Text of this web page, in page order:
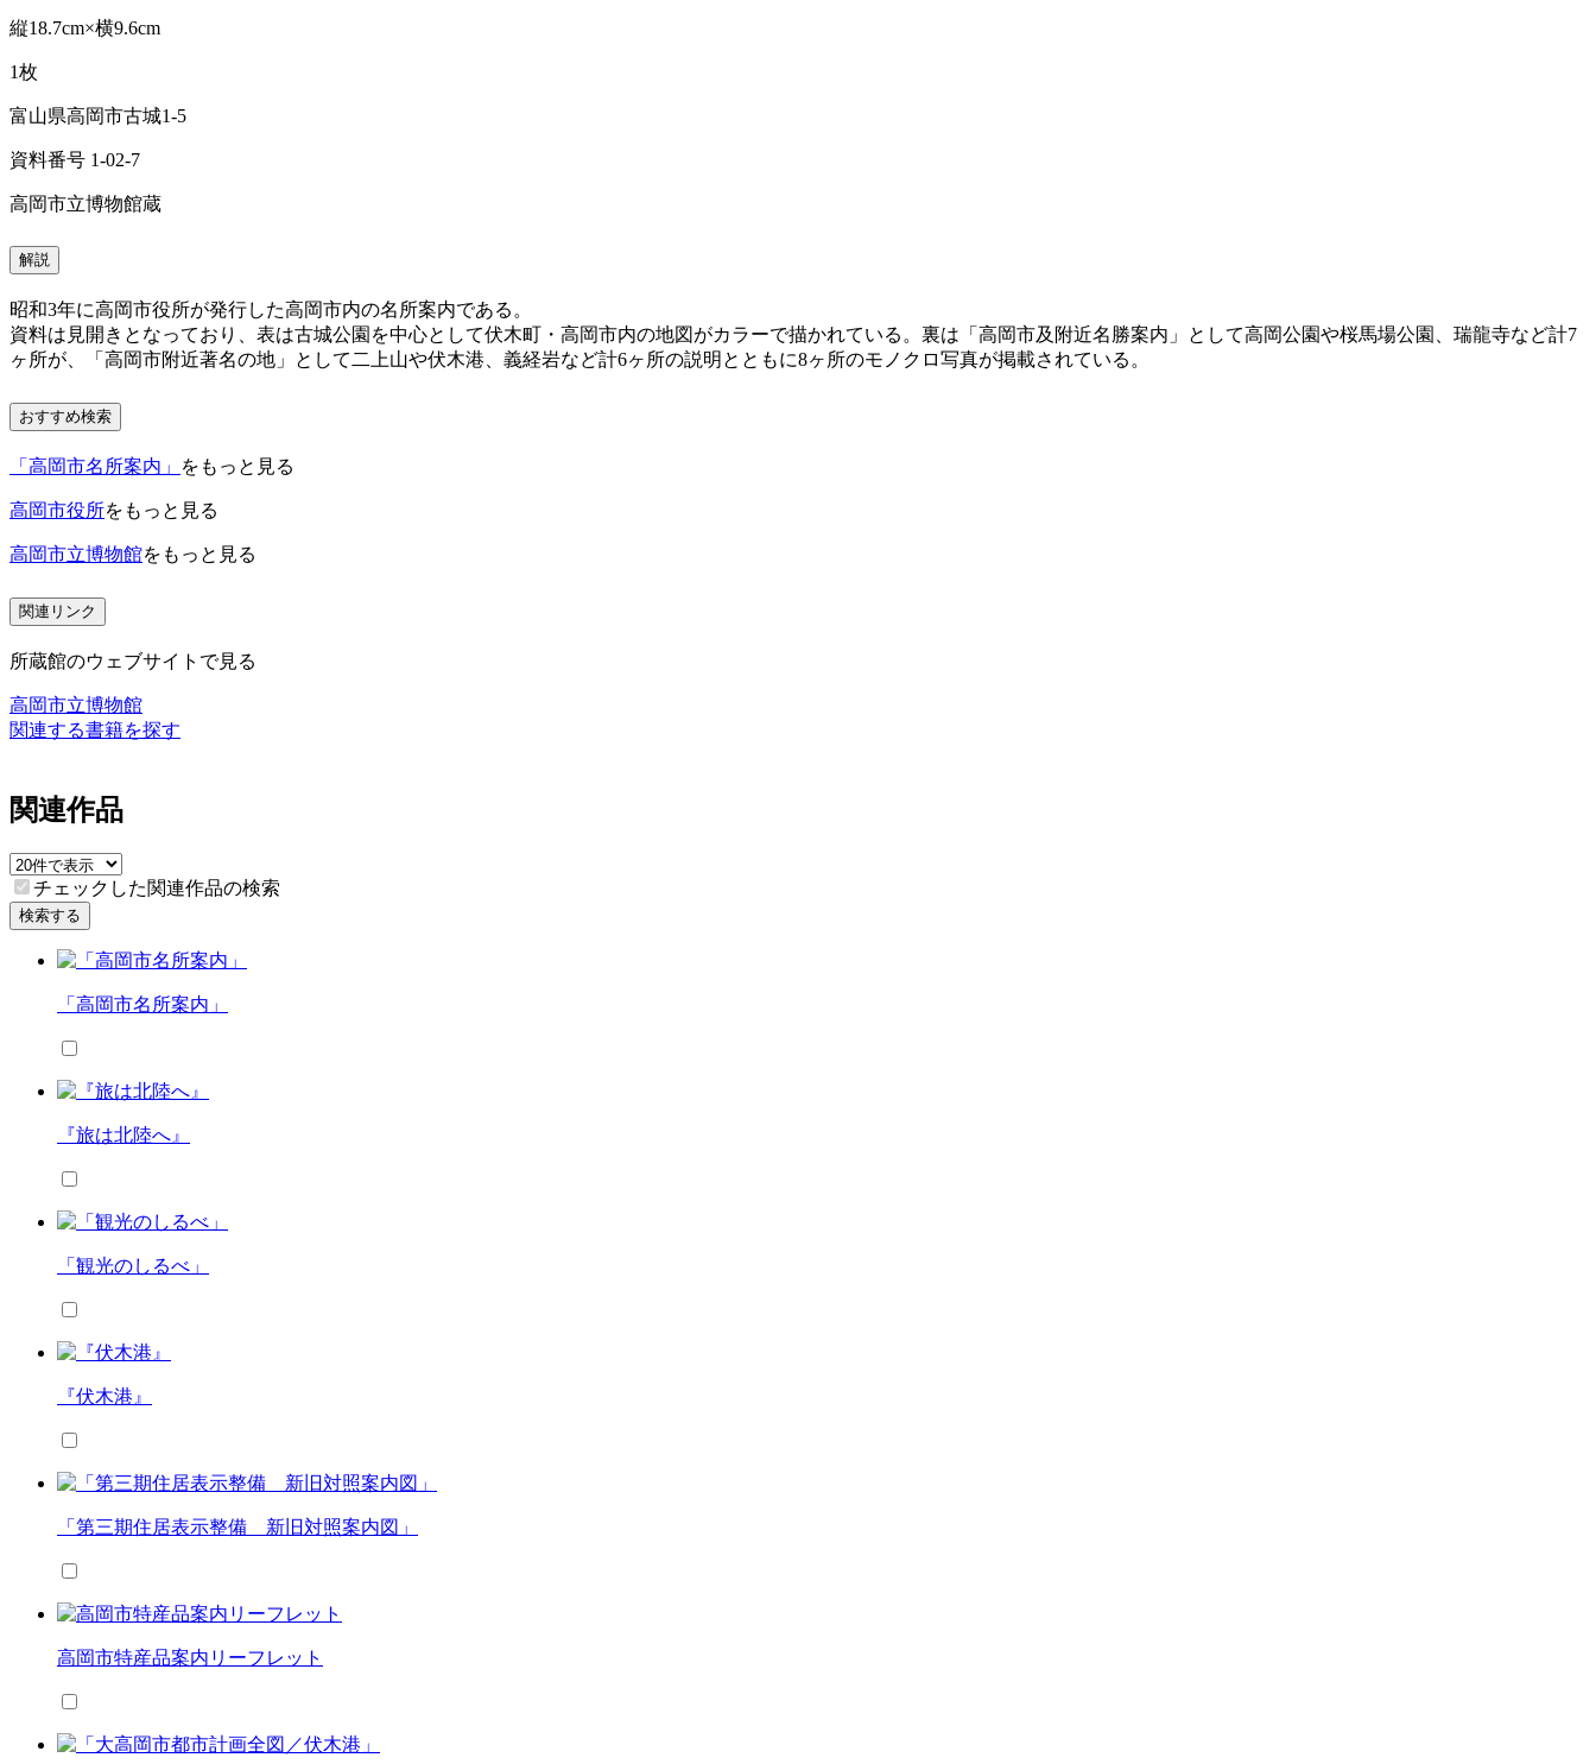
縦18.7cm×横9.6cm
1枚
富山県高岡市古城1-5
資料番号 1-02-7
高岡市立博物館蔵
解説
昭和3年に高岡市役所が発行した高岡市内の名所案内である。
資料は見開きとなっており、表は古城公園を中心として伏木町・高岡市内の地図がカラーで描かれている。裏は「高岡市及附近名勝案内」として高岡公園や桜馬場公園、瑞龍寺など計7
ヶ所が、「高岡市附近著名の地」として二上山や伏木港、義経岩など計6ヶ所の説明とともに8ヶ所のモノクロ写真が掲載されている。
おすすめ検索
「高岡市名所案内」 をもっと見る
高岡市役所をもっと見る
高岡市立博物館をもっと見る
関連リンク
所蔵館のウェブサイトで見る
高岡市立博物館
関連する書籍を探す
関連作品
チェックした関連作品の検索
検索する
「高岡市名所案内」
『旅は北陸へ』
「観光のしるべ」
『伏木港』
「第三期住居表示整備 新旧対照案内図」
高岡市特産品案内リーフレット